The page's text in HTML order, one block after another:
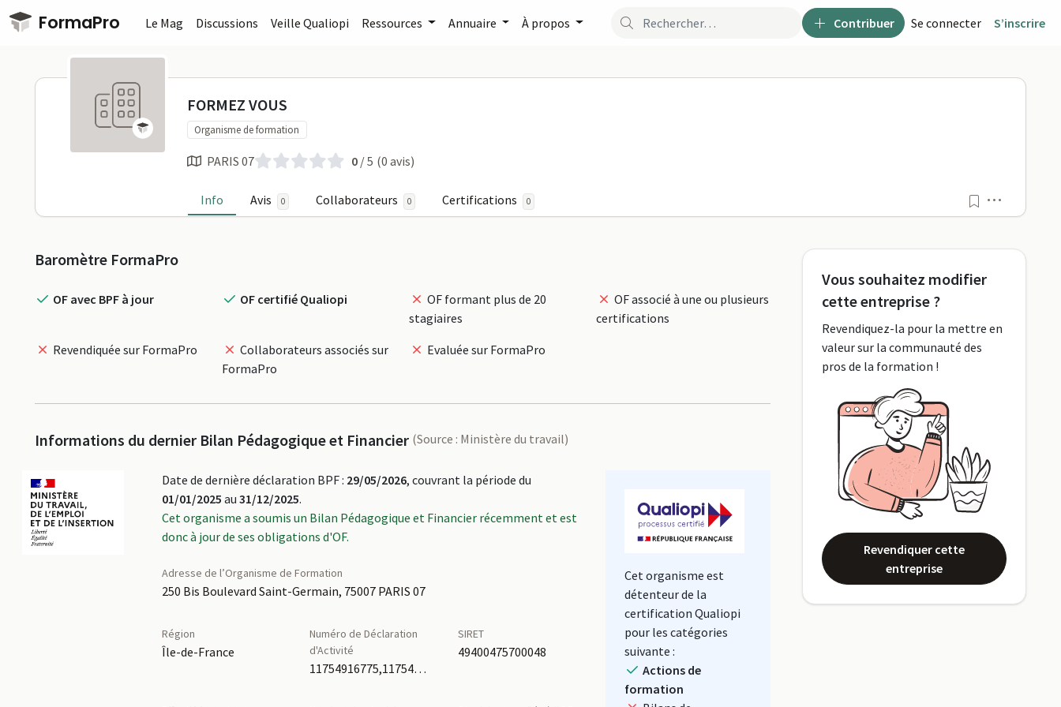
Passer au contenu principal
FormaPro Contribuer Se connecter S’inscrire
Le Mag Discussions Veille Qualiopi Ressources Annuaire À propos
FORMEZ VOUS sur FormaPro
FORMEZ VOUS
Organisme de formation
PARIS 07 0 / 5 (0 avis)
Info Avis 0 Collaborateurs 0 Certifications 0
Profil
Baromètre FormaPro
OF avec BPF à jour OF certifié Qualiopi
OF formant plus de 20
stagiaires
OF associé à une ou plusieurs
certifications
Revendiquée sur FormaPro
Collaborateurs associés sur
FormaPro
Evaluée sur FormaPro
Informations du dernier Bilan Pédagogique et Financier (Source : Ministère du travail)
Date de dernière déclaration BPF : 29/05/2026, couvrant la période du
01/01/2025 au 31/12/2025.
Cet organisme a soumis un Bilan Pédagogique et Financier récemment et est
donc à jour de ses obligations d'OF.
Adresse de l’Organisme de Formation
250 Bis Boulevard Saint-Germain, 75007 PARIS 07
Région
Île-de-France
Numéro de Déclaration
d'Activité
11754916775,11754188075
SIRET
49400475700048
Cet organisme est
détenteur de la
certification Qualiopi
pour les catégories
suivante :
Actions de
formation
Vous souhaitez modifier
cette entreprise ?
Revendiquez-la pour la mettre en
valeur sur la communauté des
pros de la formation !
Revendiquer cette
entreprise